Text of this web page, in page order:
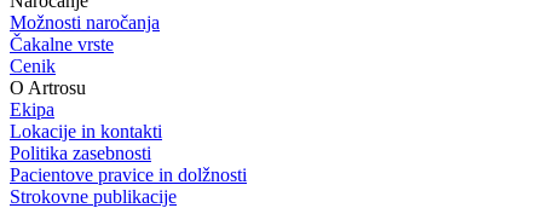
Možnosti naročanja
Čakalne vrste
Cenik
O Artrosu
Ekipa
Lokacije in kontakti
Politika zasebnosti
Pacientove pravice in dolžnosti
Strokovne publikacije